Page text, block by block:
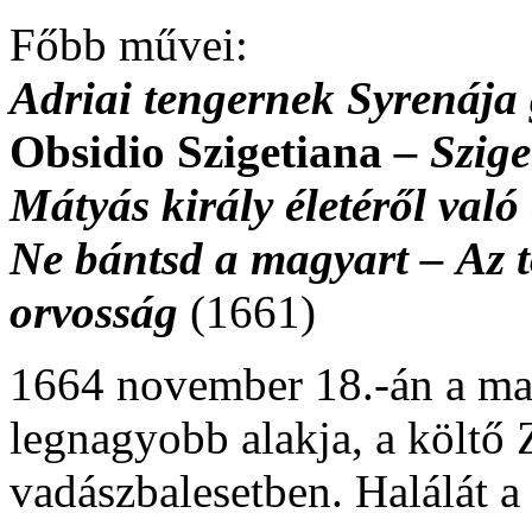
Főbb művei:
Adriai tengernek
Obsidio Szigetiana–
Mátyás király életéről való
Ne bántsd a magyart – Az
orvosság (1661)
1664 november 18.-án a
legnagyobb alakja, a
vadászbalesetben. Halálát